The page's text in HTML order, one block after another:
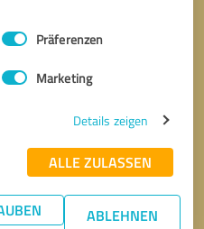
Präferenzen
Marketing
Details zeigen
ALLE ZULASSEN
ABLEHNEN
* Erforderliche Angaben
senden